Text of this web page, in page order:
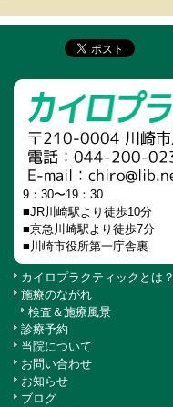
9：30〜19：30
■JR川崎駅より徒歩10分
■京急川崎駅より徒歩7分
■川崎市役所第一庁舎裏
カイロプラクティックとは？
施療のながれ
検査＆施療風景
診療予約
当院について
お問い合わせ
お知らせ
ブログ